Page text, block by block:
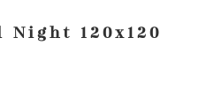
120x120